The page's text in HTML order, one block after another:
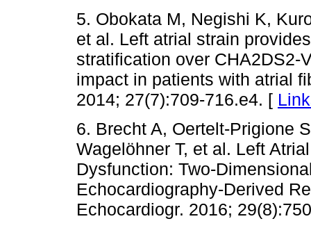
5. Obokata M, Negishi K,
et al. Left atrial strain
stratification over CHA2DS2-
impact in patients with atrial
2014; 27(7):709-716.e4. [
6. Brecht A, Oertelt-Prigione
Wagelöhner T, et al. Left
Dysfunction: Two-
Echocardiography-Derived
Echocardiogr. 2016;